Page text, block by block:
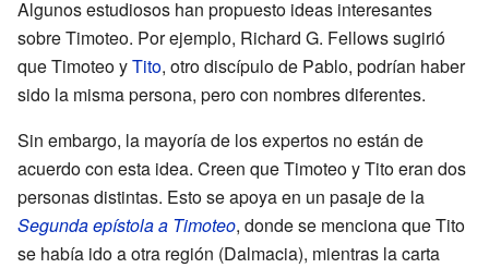
Algunos estudiosos han propuesto ideas interesantes
sobre Timoteo. Por ejemplo, Richard G. Fellows sugirió
que Timoteo yTito, otro discípulo de Pablo, podrían haber
sido la misma persona, pero con nombres diferentes.
Sin embargo, la mayoría de los expertos no están de
acuerdo con esta idea. Creen que Timoteo y Tito eran dos
personas distintas. Esto se apoya en un pasaje de la
Segunda epístola a Timoteo, donde se menciona que Tito
se había ido a otra región (Dalmacia), mientras la carta